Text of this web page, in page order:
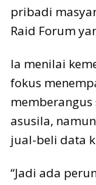
pribadi
Raid Forum
Ia menilai
fokus
asusila,
jual-beli data
“Jadi ada